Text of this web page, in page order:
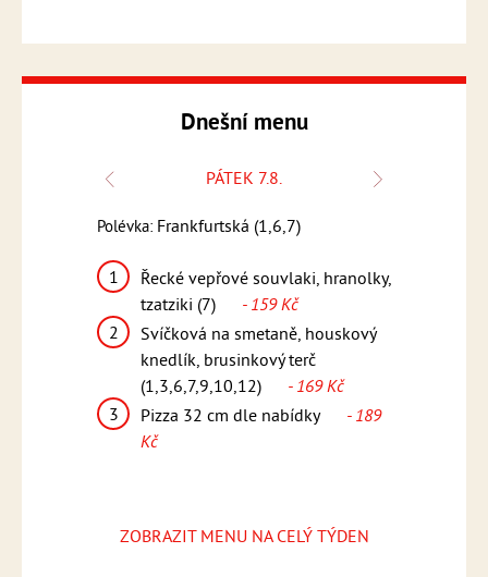
Dnešní menu
PÁTEK 7.8.
Polévka: Frankfurtská (1,6,7)
1
Řecké vepřové souvlaki, hranolky,
tzatziki (7)
- 159 Kč
2
Svíčková na smetaně, houskový
knedlík, brusinkový terč
(1,3,6,7,9,10,12)
- 169 Kč
3
Pizza 32 cm dle nabídky
- 189
Kč
ZOBRAZIT MENU NA CELÝ TÝDEN